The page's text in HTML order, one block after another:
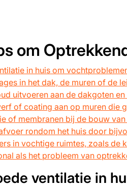
om
in huis om
in het dak, de muren of de
uitvoeren aan de dakgoten
of coating aan op muren die
of membranen bij de bouw
rondom het huis door
in vochtige ruimtes, zoals de
als het probleem van
ventilatie in